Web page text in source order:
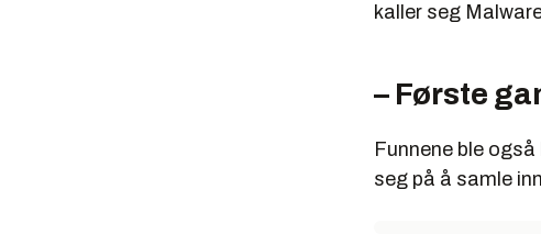
kaller seg
– Første
Funnene ble
seg på å samle